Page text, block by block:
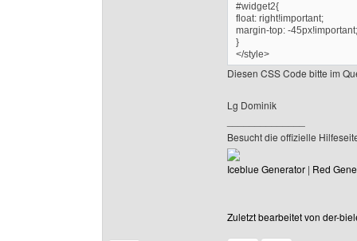
#widget2{
float: right!important;
margin-top: -45px!important;
}
</style>
Diesen CSS Code bitte im
Lg Dominik
Besucht die offizielle
Iceblue Generator | Red
Zuletzt bearbeitet von der-